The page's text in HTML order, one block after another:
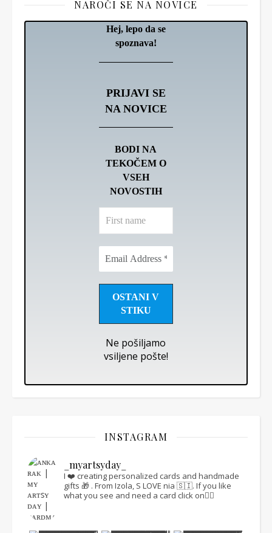
NAROČI SE NA NOVICE
Hej, lepo da se
spoznava!
PRIJAVI SE
NA NOVICE
BODI NA
TEKOČEM O
VSEH
NOVOSTIH
name
Address
*
Ne pošiljamo
vsiljene pošte!
INSTAGRAM
_myartsyday_
I ❤️ creating personalized cards and handmade
gifts 🎁 . From Izola, S LOVE nia 🇸🇮. If you like
what you see and need a card click on👇🏻